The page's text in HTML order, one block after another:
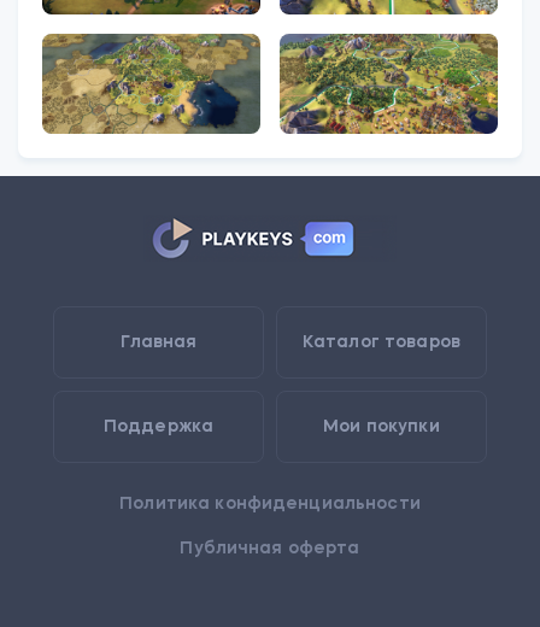
Главная Каталог товаров
Поддержка Мои покупки
Политика конфиденциальности
Публичная оферта